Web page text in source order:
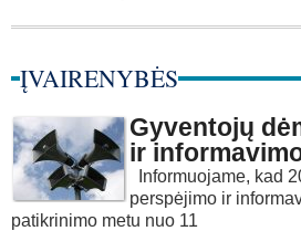
ĮVAIRENYBĖS
Gyventojų
ir
Informuojame, kad
perspėjimo ir
patikrinimo metu nuo 11